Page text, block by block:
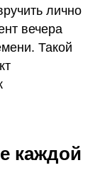
лично
вечера
Такой
каждой